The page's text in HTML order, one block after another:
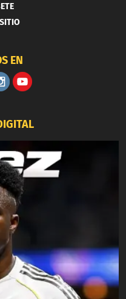
EN